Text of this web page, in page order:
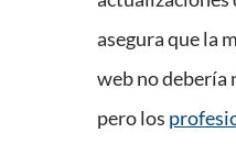
asegura que la
web no debería
pero los